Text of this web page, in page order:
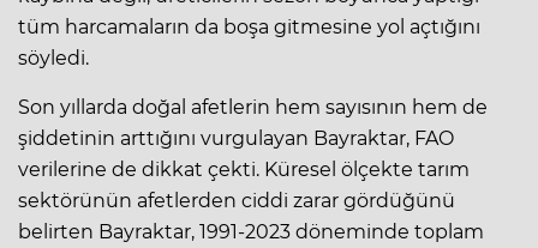
tüm harcamaların da boşa gitmesine yol açtığını
söyledi.
Son yıllarda doğal afetlerin hem sayısının hem de
şiddetinin arttığını vurgulayan Bayraktar, FAO
verilerine de dikkat çekti. Küresel ölçekte tarım
sektörünün afetlerden ciddi zarar gördüğünü
belirten Bayraktar, 1991-2023 döneminde toplam